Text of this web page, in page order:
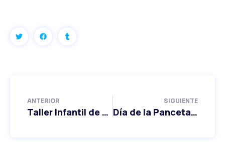
ANTERIOR
Taller Infantil de Pascua en Valladolid 2026
SIGUIENTE
Día de la Pancetada: un bocadillo por una buena causa